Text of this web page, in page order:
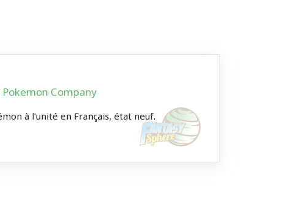
Company
à l'unité en Français, état neuf.